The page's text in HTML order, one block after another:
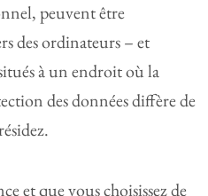
peuvent être
des ordinateurs – et
à un endroit où la
des données diffère de
et que vous choisissez de